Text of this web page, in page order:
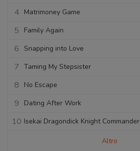
4 Matrimoney Game
5 Family Again
6 Snapping into Love
7 Taming My Stepsister
8 No Escape
9 Dating After Work
10 Isekai Dragondick Knight Commander
Altro